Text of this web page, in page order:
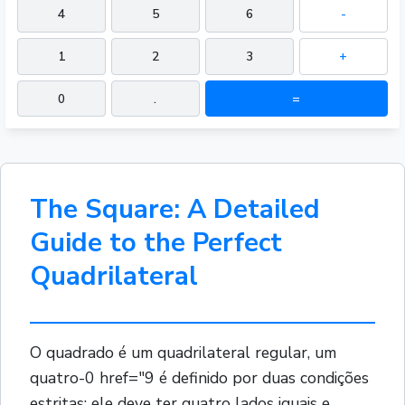
4 5 6 -
1 2 3 +
0 . =
The Square: A Detailed
Guide to the Perfect
Quadrilateral
O quadrado é um quadrilateral regular, um
quatro-0 href="9 é definido por duas condições